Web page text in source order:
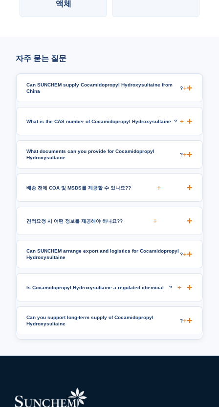
액체
자주 묻는 질문
Can SUNCHEM supply Cocamidopropyl Hydroxysultaine from
China
?+
What is the CAS number of Cocamidopropyl Hydroxysultaine ? +
What documents can you provide for Cocamidopropyl
Hydroxysultaine
?+
배송 전에 COA 및 MSDS를 제공할 수 있나요?? +
견적요청 시 어떤 정보를 제공해야 하나요?? +
Can SUNCHEM arrange export and logistics for Cocamidopropyl
Hydroxysultaine
?+
Is Cocamidopropyl Hydroxysultaine a regulated chemical ? +
Can you support long-term supply of Cocamidopropyl
Hydroxysultaine
?+